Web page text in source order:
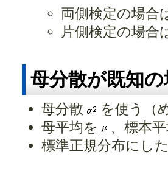
両側検定の場合
片側検定の場合
母分散が既知
母分散
を使う（
母平均を
、標本平
標準正規分布にし